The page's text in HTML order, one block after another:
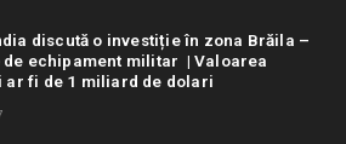
discută o investiție în zona Brăila –
echipament militar | Valoarea
ar fi de 1 miliard de dolari